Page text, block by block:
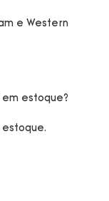
e Western